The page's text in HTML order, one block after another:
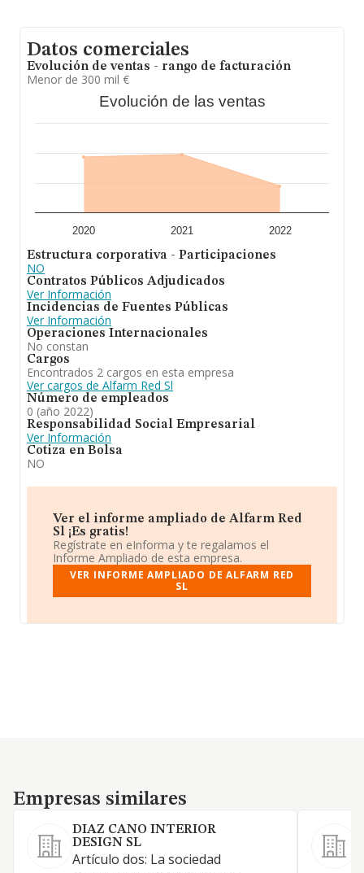
Datos comerciales
Evolución de ventas - rango de facturación
Menor de 300 mil €
Evolución de las ventas
2020 2021 2022
Estructura corporativa - Participaciones
NO
Contratos Públicos Adjudicados
Ver Información
Incidencias de Fuentes Públicas
Ver Información
Operaciones Internacionales
No constan
Cargos
Encontrados 2 cargos en esta empresa
Ver cargos de Alfarm Red Sl
Número de empleados
0 (año 2022)
Responsabilidad Social Empresarial
Ver Información
Cotiza en Bolsa
NO
Ver el informe ampliado de Alfarm Red
Sl ¡Es gratis!
Regístrate en eInforma y te regalamos el
Informe Ampliado de esta empresa.
VER INFORME AMPLIADO DE ALFARM RED
SL
Empresas similares
Empresas similares
DIAZ CANO INTERIOR
DESIGN SL
Artículo dos: La sociedad